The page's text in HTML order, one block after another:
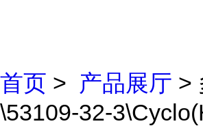
首页 > 产品展厅 >
\53109-32-